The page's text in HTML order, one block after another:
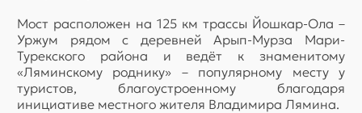
Мост расположен на 125 км трассы Йошкар-Ола –
Уржум рядом с деревней Арып-Мурза Мари-
Турекского района и ведёт к знаменитому
«Ляминскому роднику» – популярному месту у
туристов, благоустроенному благодаря
инициативе местного жителя Владимира Лямина.